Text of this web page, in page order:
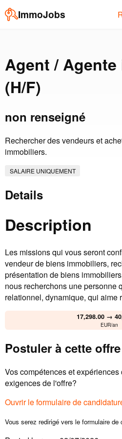
ImmoJobs
Agent /
(H/F)
non renseigné
Rechercher des vendeurs et
immobiliers.
SALAIRE UNIQUEMENT
Details
Description
Les missions qui vous seront
vendeur de biens immobiliers,
présentation de biens
nous recherchons une personne
relationnel, dynamique, qui aime
17,298.00 →
EUR/an
Postuler à cette offre
Vos compétences et
exigences de l'offre?
Ouvrir le formulaire de
Vous serez redirigé vers le formulaire de